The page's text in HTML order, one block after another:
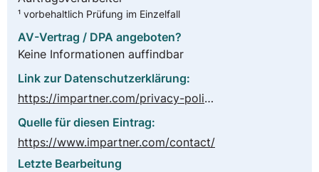
¹ vorbehaltlich Prüfung im Einzelfall
AV-Vertrag / DPA angeboten?
Keine Informationen auffindbar
Link zur Datenschutzerklärung:
https://impartner.com/privacy-policy/
Quelle für diesen Eintrag:
https://www.impartner.com/contact/
Letzte Bearbeitung